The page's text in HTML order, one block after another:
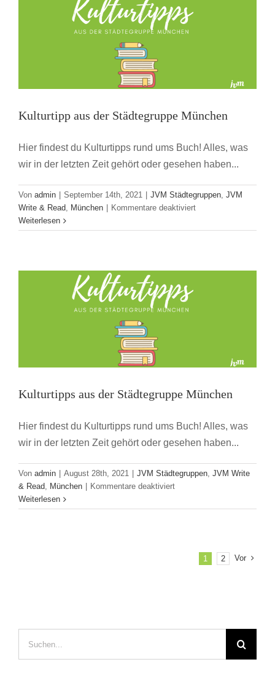
Kulturtipp aus der Städtegruppe München
Hier findest du Kulturtipps rund ums Buch! Alles, was
wir in der letzten Zeit gehört oder gesehen haben...
Von admin September 14th, 2021 JVM Städtegruppen, JVM
Write & Read, München Kommentare deaktiviertfür
aus
München
Weiterlesen
Kulturtipps aus der Städtegruppe München
Kulturtipps aus der Städtegruppe München
Hier findest du Kulturtipps rund ums Buch! Alles, was
wir in der letzten Zeit gehört oder gesehen haben...
Von admin August 28th, 2021 JVM Städtegruppen, JVM Write
& Read, München Kommentare deaktiviertfür
aus
München
Weiterlesen
1 2 Vor